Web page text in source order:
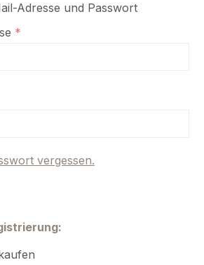
Adresse und Passwort
*
vergessen.